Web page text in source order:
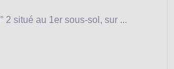
2 situé au 1er sous-sol, sur ...